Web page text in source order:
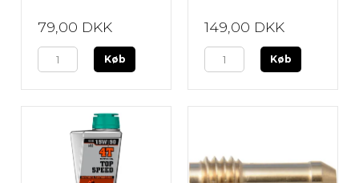
79,00 DKK
Køb
149,00 DKK
Køb